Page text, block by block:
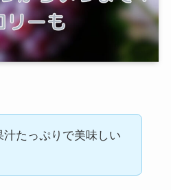
汁たっぷりで美味しい